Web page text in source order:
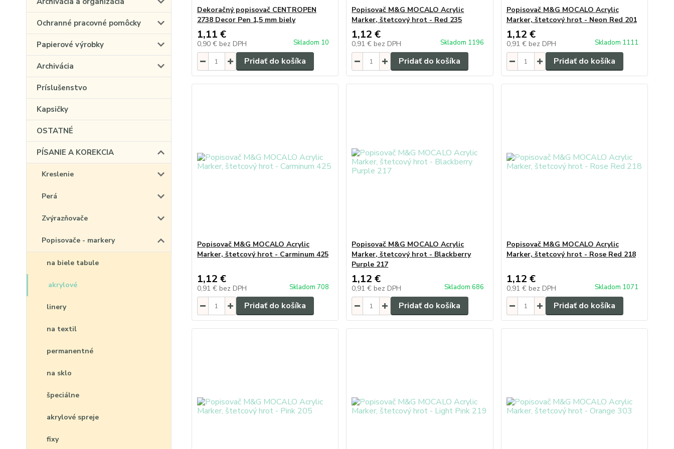
Ochranné pracovné pomôcky
Papierové výrobky
Archivácia
Príslušenstvo
Kapsičky
OSTATNÉ
PÍSANIE A KOREKCIA
Kreslenie
Perá
Zvýrazňovače
Popisovače - markery
na biele tabule
akrylové
linery
na textil
permanentné
na sklo
špeciálne
akrylové spreje
fixy
Dekoračný popisovač CENTROPEN
2738 Decor Pen 1,5 mm biely
1,11 €
0,90 € bez DPH Skladom 10
Pridať do košíka
Popisovač M&G MOCALO Acrylic
Marker, štetcový hrot - Red 235
1,12 €
0,91 € bez DPH Skladom 1196
Pridať do košíka
Popisovač M&G MOCALO Acrylic
Marker, štetcový hrot - Neon Red 201
1,12 €
0,91 € bez DPH Skladom 1111
Pridať do košíka
Popisovač M&G MOCALO Acrylic
Marker, štetcový hrot - Carminum 425
1,12 €
0,91 € bez DPH Skladom 708
Pridať do košíka
Popisovač M&G MOCALO Acrylic
Marker, štetcový hrot - Blackberry
Purple 217
1,12 €
0,91 € bez DPH Skladom 686
Pridať do košíka
Popisovač M&G MOCALO Acrylic
Marker, štetcový hrot - Rose Red 218
1,12 €
0,91 € bez DPH Skladom 1071
Pridať do košíka